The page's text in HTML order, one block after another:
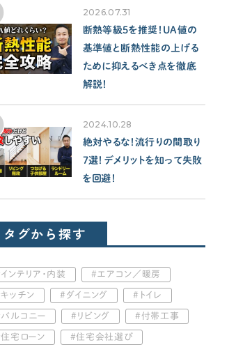
2026.07.31
断熱等級5を推奨！UA値の
基準値と断熱性能の上げる
ために抑えるべき点を徹底
解説！
2024.10.28
絶対やるな！流行りの間取り
7選！デメリットを知って失敗
を回避！
タグから探す
インテリア・内装 エアコン／暖房
キッチン ダイニング トイレ
バルコニー リビング 付帯工事
住宅ローン 住宅会社選び